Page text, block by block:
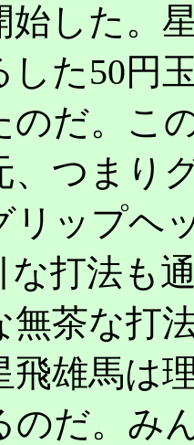
始した。
した50円
のだ。こ
、つまり
リップヘ
な打法も
無茶な打
飛雄馬は
のだ。み